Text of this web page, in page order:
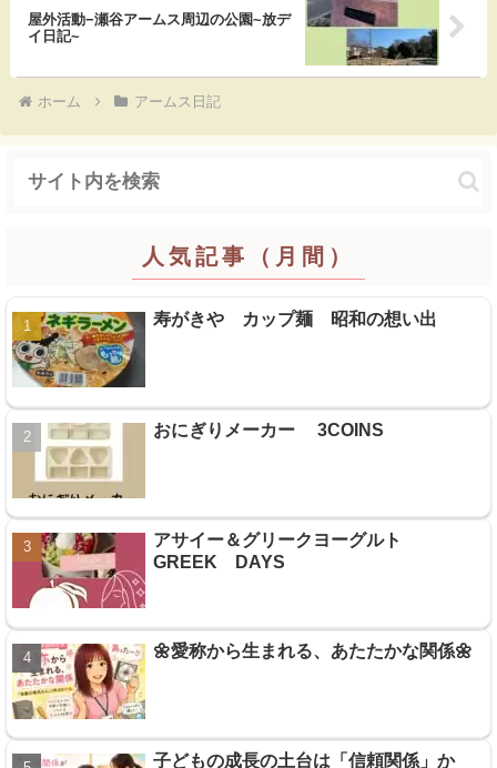
屋外活動−瀬谷アームス周辺の公園~放デ
イ日記~
ホーム アームス日記
人気記事（月間）
寿がきや カップ麺 昭和の想い出
おにぎりメーカー 3COINS
アサイー＆グリークヨーグルト
GREEK DAYS
🌼愛称から生まれる、あたたかな関係🌼
子どもの成長の土台は「信頼関係」か